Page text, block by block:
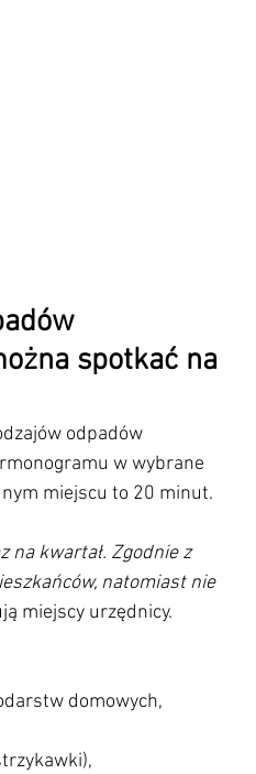
spotkać na
odpadów
w wybrane
miejscu to 20 minut.
na kwartał. Zgodnie z
natomiast nie
miejscy urzędnicy.
domowych,